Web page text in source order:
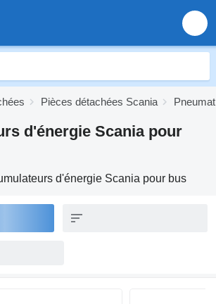
Pièces détachées Scania
d'énergie Scania pour
d'énergie Scania pour bus